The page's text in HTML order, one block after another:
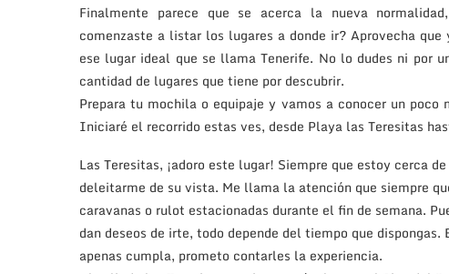
Finalmente parece que se acerca la nueva
comenzaste a listar los lugares a donde ir? Aprovecha
ese lugar ideal que se llama Tenerife. No lo dudes ni por
cantidad de lugares que tiene por descubrir.
Prepara tu mochila o equipaje y vamos a conocer un
Iniciaré el recorrido estas ves, desde Playa las Teresitas
Las Teresitas, ¡adoro este lugar! Siempre que estoy cerca
deleitarme de su vista. Me llama la atención que siempre
caravanas o rulot estacionadas durante el fin de semana.
dan deseos de irte, todo depende del tiempo que
apenas cumpla, prometo contarles la experiencia.